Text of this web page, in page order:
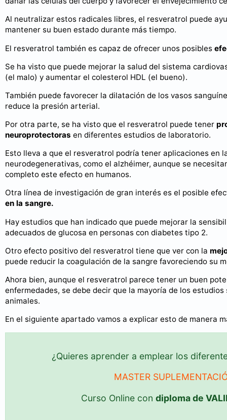
Al neutralizar estos radicales libres, el resveratrol puede
mantener su buen estado durante más tiempo.
El resveratrol también es capaz de ofrecer unos posibles
Se ha visto que puede mejorar la salud del sistema
(el malo) y aumentar el colesterol HDL (el bueno).
También puede favorecer la dilatación de los vasos
reduce la presión arterial.
Por otra parte, se ha visto que el resveratrol puede tener
neuroprotectoras en diferentes estudios de laboratorio.
Esto lleva a que el resveratrol podría tener aplicaciones en
neurodegenerativas, como el alzhéimer, aunque se
completo este efecto en humanos.
Otra línea de investigación de gran interés es el posible
en la sangre.
Hay estudios que han indicado que puede mejorar la
adecuados de glucosa en personas con diabetes tipo 2.
Otro efecto positivo del resveratrol tiene que ver con la
puede reducir la coagulación de la sangre favoreciendo su
Ahora bien, aunque el resveratrol parece tener un buen
enfermedades, se debe decir que la mayoría de los
animales.
En el siguiente apartado vamos a explicar esto de manera
¿Quieres aprender a emplear los
MASTER
Curso Online con diploma de